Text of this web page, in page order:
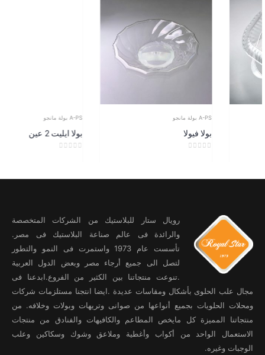
رويال ستار للبلاستيك من الشركات المتخصصة
والرائدة فى عالم صناعة البلاستيك فى مصر.
تأسست عام 1973 واستمرت فى النمو والتطور
لتصل الى جميع أرجاء مصر وبعض الدول العربية
.تنوعت منتجاتنا بين الكثير من الفروع.ابدعنا فى
مجال علب الحلوى بأشكال ومقاسات عديدة .ايضا انتجنا مستلزمات شركات
ومحلات الحلويات بجميع أنواعها من صوانى وتريهات وبولات وخلافه. من
منتجاتنا المميزة كل مايخص المطاعم والكافيهات والفنادق من منتجات
الاستعمال الواحد من أكواب وأغطية وملاعق وشوك وسكاكين وعلب
الوجبات وغيره.